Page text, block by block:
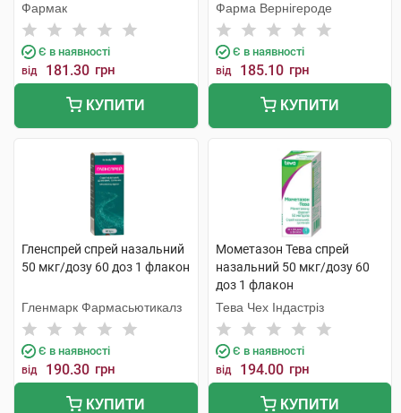
Фармак
Є в наявності
від 181.30 грн
КУПИТИ
Фарма Вернігероде
Є в наявності
від 185.10 грн
КУПИТИ
Гленспрей спрей назальний
50 мкг/дозу 60 доз 1 флакон
Гленмарк Фармасьютикалз
Є в наявності
від 190.30 грн
КУПИТИ
Мометазон Тева спрей
назальний 50 мкг/дозу 60
доз 1 флакон
Тева Чех Індастріз
Є в наявності
від 194.00 грн
КУПИТИ